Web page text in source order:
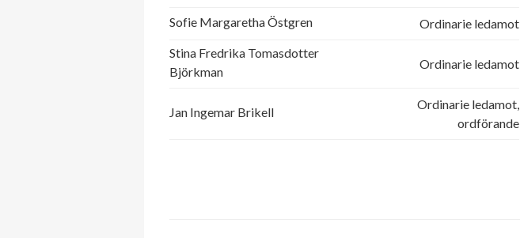
Sofie Margaretha Östgren
Ordinarie ledamot
Stina Fredrika Tomasdotter
Björkman
Ordinarie ledamot
Jan Ingemar Brikell
Ordinarie ledamot,
ordförande